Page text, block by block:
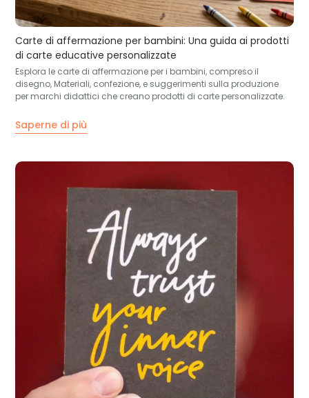
Carte di affermazione per bambini: Una guida ai prodotti
di carte educative personalizzate
Esplora le carte di affermazione per i bambini, compreso il
disegno, Materiali, confezione, e suggerimenti sulla produzione
per marchi didattici che creano prodotti di carte personalizzate.
Saperne di più